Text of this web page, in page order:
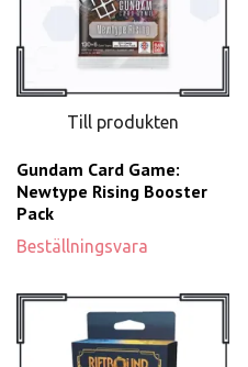
Till produkten
Gundam Card Game:
Newtype Rising Booster
Pack
Beställningsvara